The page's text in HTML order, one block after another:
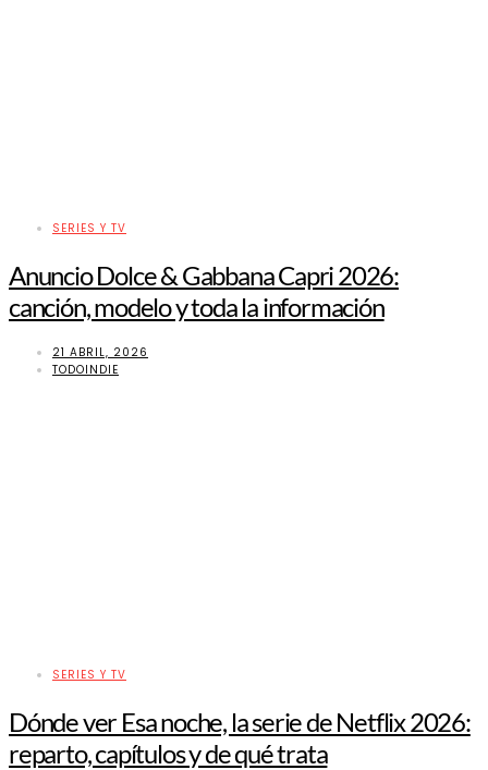
SERIES Y TV
Anuncio Dolce & Gabbana Capri 2026:
canción, modelo y toda la información
21 ABRIL, 2026
TODOINDIE
SERIES Y TV
Dónde ver Esa noche, la serie de Netflix 2026:
reparto, capítulos y de qué trata